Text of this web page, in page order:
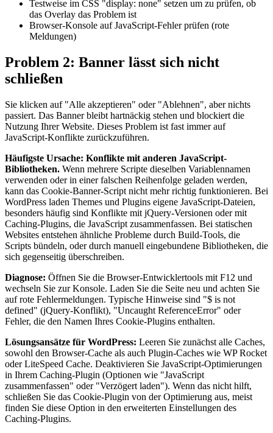
Testweise im CSS "display: none" setzen um zu prüfen, ob
das Overlay das Problem ist
Browser-Konsole auf JavaScript-Fehler prüfen (rote
Meldungen)
Problem 2: Banner lässt sich nicht
schließen
Sie klicken auf "Alle akzeptieren" oder "Ablehnen", aber nichts
passiert. Das Banner bleibt hartnäckig stehen und blockiert die
Nutzung Ihrer Website. Dieses Problem ist fast immer auf
JavaScript-Konflikte zurückzuführen.
Häufigste Ursache: Konflikte mit anderen JavaScript-
Bibliotheken. Wenn mehrere Scripte dieselben Variablennamen
verwenden oder in einer falschen Reihenfolge geladen werden,
kann das Cookie-Banner-Script nicht mehr richtig funktionieren. Bei
WordPress laden Themes und Plugins eigene JavaScript-Dateien,
besonders häufig sind Konflikte mit jQuery-Versionen oder mit
Caching-Plugins, die JavaScript zusammenfassen. Bei statischen
Websites entstehen ähnliche Probleme durch Build-Tools, die
Scripts bündeln, oder durch manuell eingebundene Bibliotheken, die
sich gegenseitig überschreiben.
Diagnose: Öffnen Sie die Browser-Entwicklertools mit F12 und
wechseln Sie zur Konsole. Laden Sie die Seite neu und achten Sie
auf rote Fehlermeldungen. Typische Hinweise sind "$ is not
defined" (jQuery-Konflikt), "Uncaught ReferenceError" oder
Fehler, die den Namen Ihres Cookie-Plugins enthalten.
Lösungsansätze für WordPress: Leeren Sie zunächst alle Caches,
sowohl den Browser-Cache als auch Plugin-Caches wie WP Rocket
oder LiteSpeed Cache. Deaktivieren Sie JavaScript-Optimierungen
in Ihrem Caching-Plugin (Optionen wie "JavaScript
zusammenfassen" oder "Verzögert laden"). Wenn das nicht hilft,
schließen Sie das Cookie-Plugin von der Optimierung aus, meist
finden Sie diese Option in den erweiterten Einstellungen des
Caching-Plugins.